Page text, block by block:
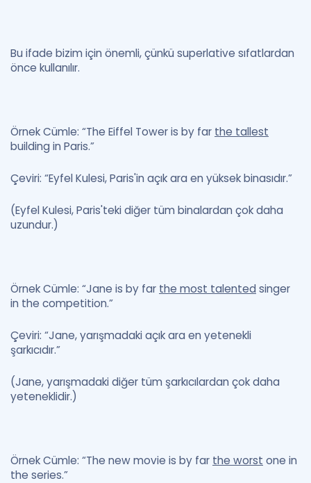
Bu ifade bizim için önemli, çünkü superlative sıfatlardan
önce kullanılır.
Örnek Cümle: “The Eiffel Tower is by far the tallest
building in Paris.”
Çeviri: “Eyfel Kulesi, Paris'in açık ara en yüksek binasıdır.”
(Eyfel Kulesi, Paris'teki diğer tüm binalardan çok daha
uzundur.)
Örnek Cümle: “Jane is by far the most talented singer
in the competition.”
Çeviri: “Jane, yarışmadaki açık ara en yetenekli
şarkıcıdır.”
(Jane, yarışmadaki diğer tüm şarkıcılardan çok daha
yeteneklidir.)
Örnek Cümle: “The new movie is by far the worst one in
the series.”